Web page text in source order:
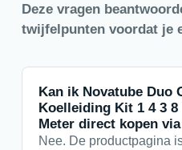
Deze vragen
twijfelpunten voordat je
Kan ik Novatube Duo
Koelleiding Kit 1 4 3
Meter direct kopen
Nee. De productpagina